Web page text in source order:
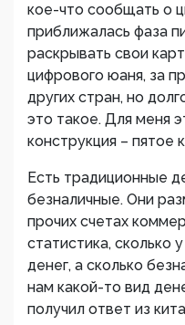
кое-что сообщать о
приближалась фаза
раскрывать свои
цифрового юаня, за
других стран, но
это такое. Для меня
конструкция – пятое
Есть традиционные
безналичные. Они
прочих счетах
статистика, сколько
денег, а сколько
нам какой-то вид
получил ответ из